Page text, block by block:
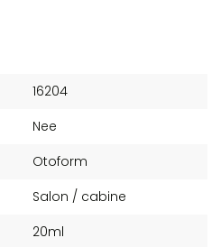
16204
Nee
Otoform
Salon / cabine
20ml